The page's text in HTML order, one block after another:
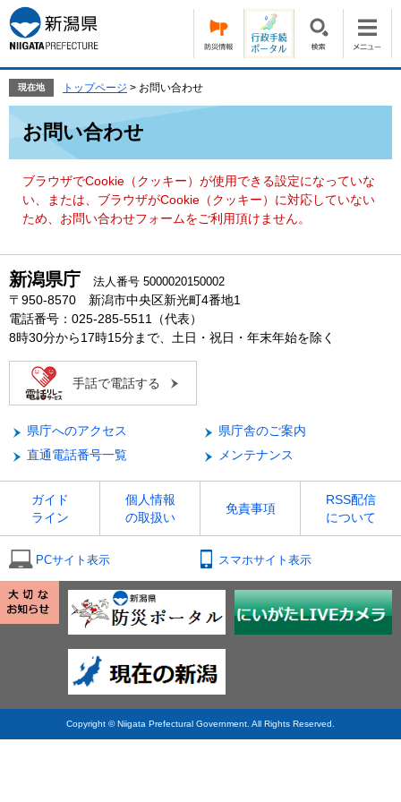
ー
ジ
の
頭
す。
ニ
ュ
ー
飛
て
現在地 トップページ > お問い合わせ
お問い合わせ
ブラウザでCookie（クッキー）が使用できる設定になっていな
い、または、ブラウザがCookie（クッキー）に対応していない
ため、お問い合わせフォームをご利用頂けません。
新潟県庁 法人番号 5000020150002
〒950-8570 新潟市中央区新光町4番地1
電話番号：025-285-5511（代表）
8時30分から17時15分まで、土日・祝日・年末年始を除く
手話で電話する
県庁へのアクセス
県庁舎のご案内
直通電話番号一覧
メンテナンス
ガイド
ライン
個人情報
の取扱い
免責事項
RSS配信
について
PCサイト表示 スマホサイト表示
Copyright © Niigata Prefectural Government. All Rights Reserved.